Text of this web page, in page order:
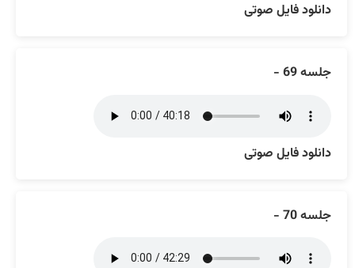
دانلود فایل صوتی
جلسه 69 -
دانلود فایل صوتی
جلسه 70 -